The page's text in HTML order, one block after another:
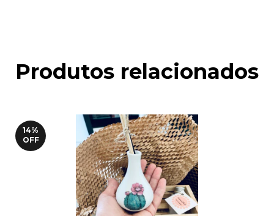
Produtos relacionados
14%
OFF